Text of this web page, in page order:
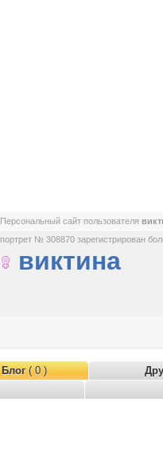
Персональный сайт пользователя
портрет № 308870 зарегистрирован
виктина
Блог( 0 )